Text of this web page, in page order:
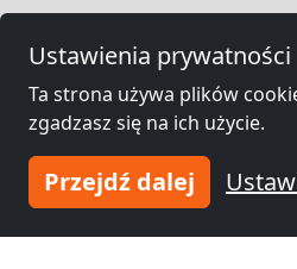
Ustawienia prywatności
Ta strona używa plików
zgadzasz się na ich użycie.
Przejdź dalej